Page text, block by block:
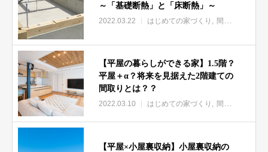
～「基礎断熱」と「床断熱」～
2022.03.22 はじめての家づくり 間取り
【平屋の暮らしができる家】1.5階？
平屋＋α？将来を見据えた2階建ての
間取りとは？？
2022.03.10 はじめての家づくり 間取り
【平屋×小屋裏収納】小屋裏収納の